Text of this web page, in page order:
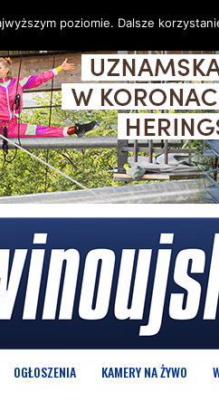
OGŁOSZENIA KAMERY NA ŻYWO
poziomie. Dalsze